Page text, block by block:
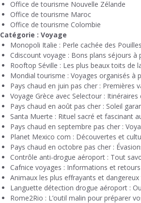
Office de tourisme Nouvelle Zélande
Office de tourisme Maroc
Office de tourisme Colombie
Catégorie : Voyage
Monopoli Italie : Perle cachée des Pouilles
Cdiscount voyage : Bons plans séjours à
Rooftop Séville : Les plus beaux toits de
Mondial tourisme : Voyages organisés à
Pays chaud en juin pas cher : Premières
Voyage Grèce avec Selectour :
Pays chaud en août pas cher : Soleil
Santa Muerte : Rituel sacré et fascinant
Pays chaud en septembre pas cher :
Planet Mexico com : Découvertes et
Pays chaud en octobre pas cher :
Contrôle anti-drogue aéroport : Tout
Cafnice voyages : Informations et
Animaux les plus effrayants et
Languette détection drogue aéroport :
Rome2Rio : L’outil malin pour préparer